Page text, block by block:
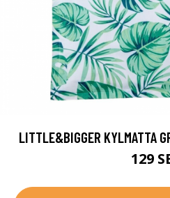
LITTLE&BIGGER KYLMATTA
129